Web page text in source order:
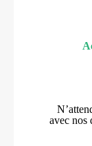
avec nos